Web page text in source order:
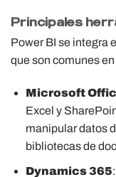
Principales
Power BI se integra
que son comunes
Microsoft
Excel y
manipular datos
bibliotecas de
Dynamics 365